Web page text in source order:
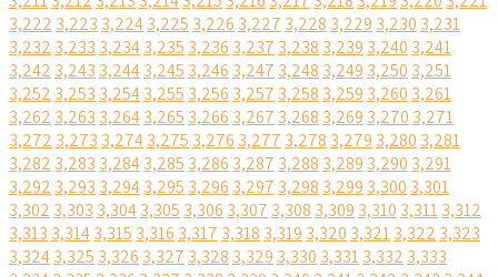
3,222 3,223 3,2243,225 3,226 3,227 3,228 3,229 3,230 3,231
3,232 3,233 3,2343,235 3,236 3,237 3,238 3,239 3,240 3,241
3,242 3,243 3,2443,245 3,246 3,247 3,248 3,249 3,250 3,251
3,252 3,253 3,2543,255 3,256 3,257 3,258 3,259 3,260 3,261
3,262 3,263 3,2643,265 3,266 3,267 3,268 3,269 3,270 3,271
3,272 3,273 3,2743,275 3,276 3,277 3,278 3,279 3,280 3,281
3,282 3,283 3,2843,285 3,286 3,287 3,288 3,289 3,290 3,291
3,292 3,293 3,2943,295 3,296 3,297 3,298 3,299 3,300 3,301
3,302 3,303 3,3043,305 3,306 3,307 3,308 3,309 3,310 3,3113,312
3,313 3,3143,315 3,316 3,317 3,318 3,319 3,320 3,3213,322 3,323
3,3243,325 3,326 3,327 3,328 3,329 3,330 3,3313,332 3,333